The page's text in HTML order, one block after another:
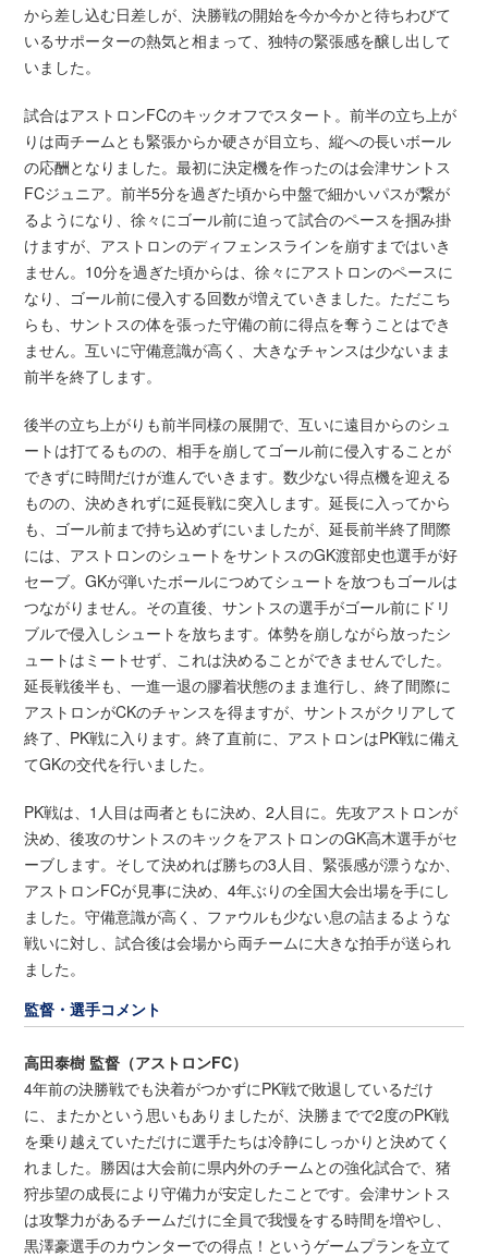
から差し込む日差しが、決勝戦の開始を今か今かと待ちわびて
いるサポーターの熱気と相まって、独特の緊張感を醸し出して
いました。
試合はアストロンFCのキックオフでスタート。前半の立ち上が
りは両チームとも緊張からか硬さが目立ち、縦への長いボール
の応酬となりました。最初に決定機を作ったのは会津サントス
FCジュニア。前半5分を過ぎた頃から中盤で細かいパスが繋が
るようになり、徐々にゴール前に迫って試合のペースを掴み掛
けますが、アストロンのディフェンスラインを崩すまではいき
ません。10分を過ぎた頃からは、徐々にアストロンのペースに
なり、ゴール前に侵入する回数が増えていきました。ただこち
らも、サントスの体を張った守備の前に得点を奪うことはでき
ません。互いに守備意識が高く、大きなチャンスは少ないまま
前半を終了します。
後半の立ち上がりも前半同様の展開で、互いに遠目からのシュ
ートは打てるものの、相手を崩してゴール前に侵入することが
できずに時間だけが進んでいきます。数少ない得点機を迎える
ものの、決めきれずに延長戦に突入します。延長に入ってから
も、ゴール前まで持ち込めずにいましたが、延長前半終了間際
には、アストロンのシュートをサントスのGK渡部史也選手が好
セーブ。GKが弾いたボールにつめてシュートを放つもゴールは
つながりません。その直後、サントスの選手がゴール前にドリ
ブルで侵入しシュートを放ちます。体勢を崩しながら放ったシ
ュートはミートせず、これは決めることができませんでした。
延長戦後半も、一進一退の膠着状態のまま進行し、終了間際に
アストロンがCKのチャンスを得ますが、サントスがクリアして
終了、PK戦に入ります。終了直前に、アストロンはPK戦に備え
てGKの交代を行いました。
PK戦は、1人目は両者ともに決め、2人目に。先攻アストロンが
決め、後攻のサントスのキックをアストロンのGK高木選手がセ
ーブします。そして決めれば勝ちの3人目、緊張感が漂うなか、
アストロンFCが見事に決め、4年ぶりの全国大会出場を手にし
ました。守備意識が高く、ファウルも少ない息の詰まるような
戦いに対し、試合後は会場から両チームに大きな拍手が送られ
ました。
監督・選手コメント
高田泰樹 監督（アストロンFC）
4年前の決勝戦でも決着がつかずにPK戦で敗退しているだけ
に、またかという思いもありましたが、決勝までで2度のPK戦
を乗り越えていただけに選手たちは冷静にしっかりと決めてく
れました。勝因は大会前に県内外のチームとの強化試合で、猪
狩歩望の成長により守備力が安定したことです。会津サントス
は攻撃力があるチームだけに全員で我慢をする時間を増やし、
黒澤豪選手のカウンターでの得点！というゲームプランを立て